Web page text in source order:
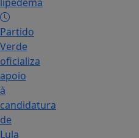
Partido
Verde
oficializa
apoio
à
candidatura
de
Lula